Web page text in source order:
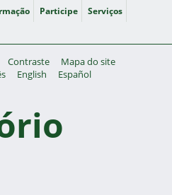
Participe
Serviços
Contraste
Mapa do site
English Español